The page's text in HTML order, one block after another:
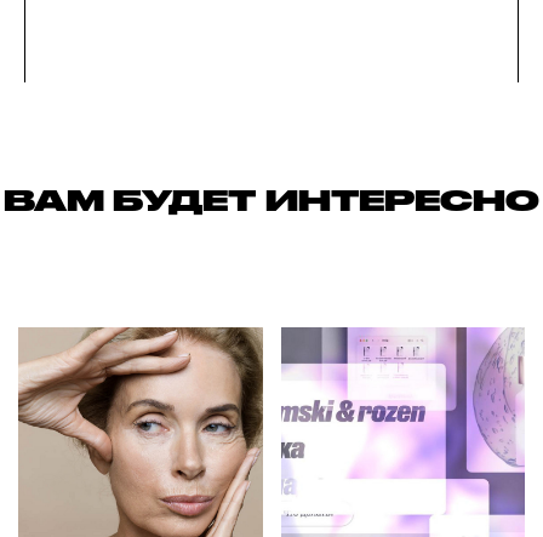
ВАМ БУДЕТ ИНТЕРЕСНО